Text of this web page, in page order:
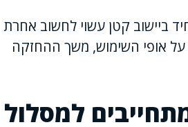
ביישוב קטן עשוי לחשוב אחרת
על אופי השימוש, משך ההחזקה
למסלול